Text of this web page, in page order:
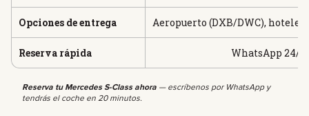
Opciones de entrega Aeropuerto (DXB/DWC),
Reserva rápida WhatsApp 24/7:
Reserva tu Mercedes S-Class ahora — escríbenos por WhatsApp y
tendrás el coche en 20 minutos.